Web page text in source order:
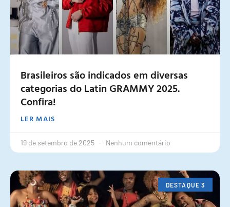
Brasileiros são indicados em diversas
categorias do Latin GRAMMY 2025.
Confira!
LER MAIS
19 de setembro de 2025 Nenhum comentário
DESTAQUE 3